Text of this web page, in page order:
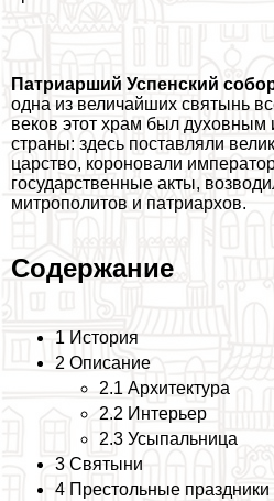
Патриарший Успенский
одна из величайших святынь
веков этот храм был духовным
страны: здесь поставляли
царство, короновали
государственные акты,
митрополитов и патриархов.
Содержание
1 История
2 Описание
2.1 Архитектура
2.2 Интерьер
2.3 Усыпальница
3 Святыни
4 Престольные праздники